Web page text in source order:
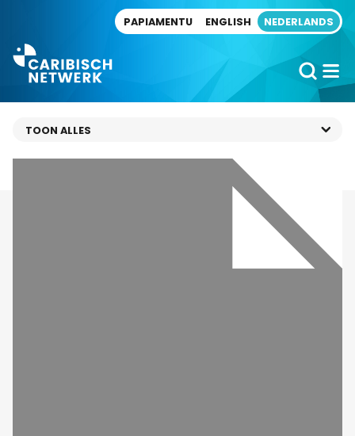
PAPIAMENTU ENGLISH NEDERLANDS